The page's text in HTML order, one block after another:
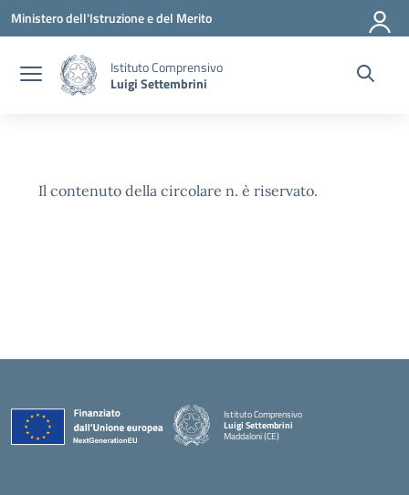
Vai ai contenuti
Vai al menu di navigazione
Vai al footer
Ministero dell'Istruzione e del Merito
Istituto Comprensivo
Luigi Settembrini
Il contenuto della circolare n. è riservato.
Istituto Comprensivo
Luigi Settembrini
Maddaloni (CE)